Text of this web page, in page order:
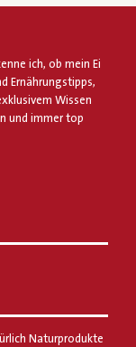
ich, ob mein Ei
Ernährungstipps,
Wissen
und immer top
Naturprodukte